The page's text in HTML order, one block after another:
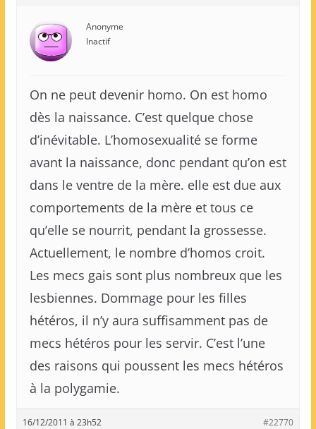
Anonyme
Inactif
On ne peut devenir homo. On est homo
dès la naissance. C’est quelque chose
d’inévitable. L’homosexualité se forme
avant la naissance, donc pendant qu’on est
dans le ventre de la mère. elle est due aux
comportements de la mère et tous ce
qu’elle se nourrit, pendant la grossesse.
Actuellement, le nombre d’homos croit.
Les mecs gais sont plus nombreux que les
lesbiennes. Dommage pour les filles
hétéros, il n’y aura suffisamment pas de
mecs hétéros pour les servir. C’est l’une
des raisons qui poussent les mecs hétéros
à la polygamie.
16/12/2011 à 23h52 #22770